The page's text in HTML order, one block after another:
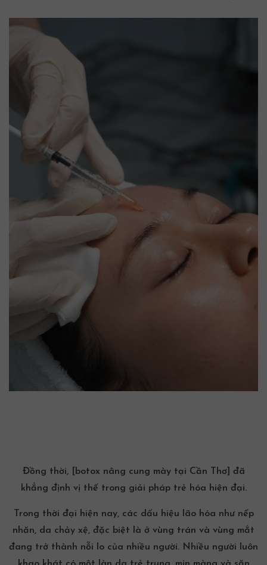
Đồng thời, [botox nâng cung mày tại Cần Thơ] đã
khẳng định vị thế trong giải pháp trẻ hóa hiện đại.
Trong thời đại hiện nay, các dấu hiệu lão hóa như nếp
nhăn, da chảy xệ, đặc biệt là ở vùng trán và vùng mắt
đang trở thành nỗi lo của nhiều người. Nhiều người luôn